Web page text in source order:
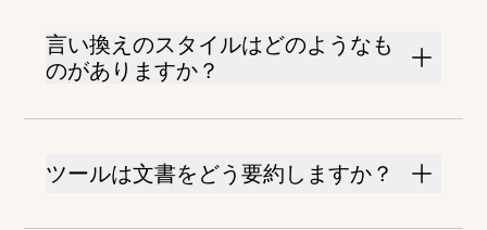
言い換えのスタイルはどのようなも
のがありますか？
ツールは文書をどう要約しますか？